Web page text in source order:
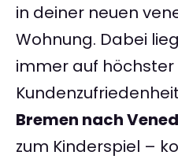
in deiner neuen
Wohnung. Dabei
immer auf höchster
Bremen nach
zum Kinderspiel –